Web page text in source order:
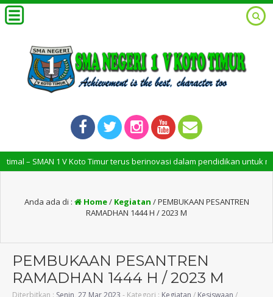
Timur terus berinovasi dalam pendidikan untuk menciptakan
Anda ada di : Home/ Kegiatan /PEMBUKAAN PESANTREN
RAMADHAN 1444 H / 2023 M
PEMBUKAAN PESANTREN
RAMADHAN 1444 H / 2023 M
Diterbitkan : Senin, 27 Mar 2023 - Kategori : Kegiatan / Kesiswaan /